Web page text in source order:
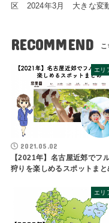
区 2024年3月 大きな変
RECOMMEND
エリ
2021.05.02
【2021年】名古屋近郊でフ
狩りを楽しめるスポットまと
エリ